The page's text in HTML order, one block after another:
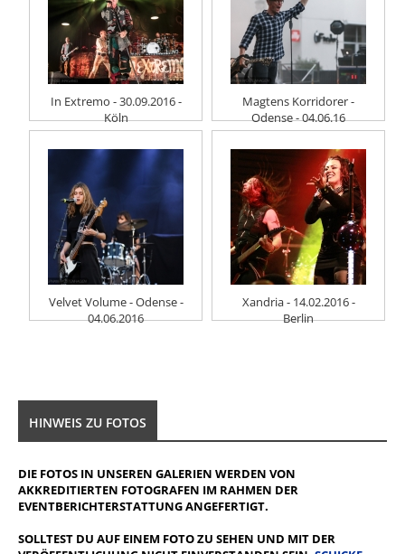
In Extremo - 30.09.2016 -
Köln
Magtens Korridorer -
Odense - 04.06.16
Velvet Volume - Odense -
04.06.2016
Xandria - 14.02.2016 -
Berlin
HINWEIS ZU FOTOS
DIE FOTOS IN UNSEREN GALERIEN WERDEN VON
AKKREDITIERTEN FOTOGRAFEN IM RAHMEN DER
EVENTBERICHTERSTATTUNG ANGEFERTIGT.
SOLLTEST DU AUF EINEM FOTO ZU SEHEN UND MIT DER